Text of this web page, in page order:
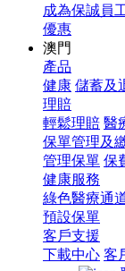
成為保誠員
優惠
澳門
產品
健康 儲蓄及
理賠
輕鬆理賠 醫
保單管理及
管理保單 保
健康服務
綠色醫療通
預設保單
客戶支援
下載中心 客